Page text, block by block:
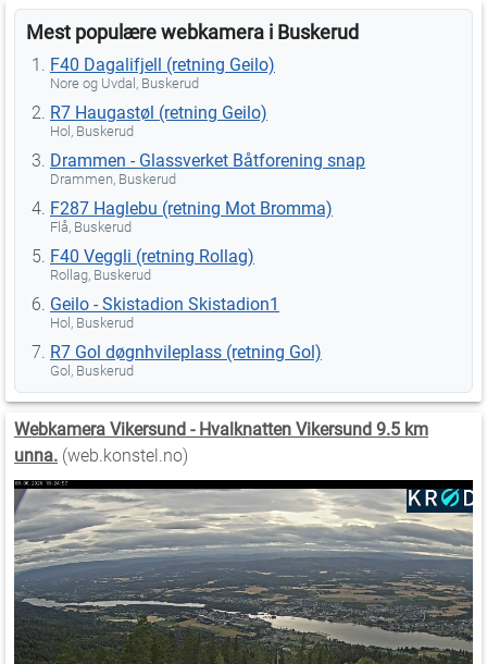
Mest populære webkamera i Buskerud
F40 Dagalifjell (retning Geilo)
Nore og Uvdal, Buskerud
R7 Haugastøl (retning Geilo)
Hol, Buskerud
Drammen - Glassverket Båtforening snap
Drammen, Buskerud
F287 Haglebu (retning Mot Bromma)
Flå, Buskerud
F40 Veggli (retning Rollag)
Rollag, Buskerud
Geilo - Skistadion Skistadion1
Hol, Buskerud
R7 Gol døgnhvileplass (retning Gol)
Gol, Buskerud
Webkamera Vikersund - Hvalknatten Vikersund 9.5 km
unna. (web.konstel.no)